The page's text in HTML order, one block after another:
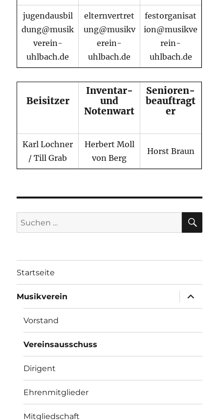
jugendausbil
dung@musik
verein-
uhlbach.de
elternvertret
ung@musikv
erein-
uhlbach.de
festorganisat
ion@musikve
rein-
uhlbach.de
Beisitzer
Inventar-
und
Notenwart
Senioren-
beauftragt
er
Karl Lochner
/ Till Grab
Herbert Moll
von Berg
Horst Braun
Suchen
nach:
Startseite
Musikverein
öffnen
Vorstand
Vereinsausschuss
Dirigent
Ehrenmitglieder
Mitgliedschaft